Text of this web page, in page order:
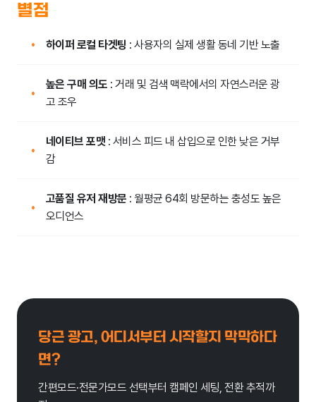
별점
• 하이퍼 로컬 타겟팅 : 사용자의 실제 생활 동네 기반 노출
•
높은 구매 의도 : 거래 및 검색 맥락에서의 자연스러운 광
고 조우
•
네이티브 포맷 : 서비스 피드 내 삽입으로 인한 낮은 거부
감
•
고품질 유저 재방문 : 월평균 64회 방문하는 충성도 높은
오디언스
당근 광고, 어디서부터 시작할지 막막하다
면?
간편모드·전문가모드 선택부터 캠페인 세팅, 전환 추적까